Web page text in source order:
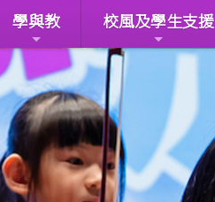
學與教 校風及學生支援